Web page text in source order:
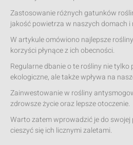
Zastosowanie różnych gatunków
jakość powietrza w naszych domach i
W artykule omówiono najlepsze
korzyści płynące z ich obecności.
Regularne dbanie o te rośliny nie tylko
ekologiczne, ale także wpływa na
Zainwestowanie w rośliny
zdrowsze życie oraz lepsze otoczenie.
Warto zatem wprowadzić je do swojej
cieszyć się ich licznymi zaletami.